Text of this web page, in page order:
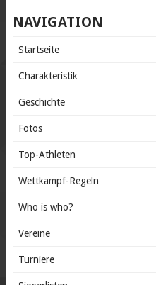
NAVIGATION
Startseite
Charakteristik
Geschichte
Fotos
Top-Athleten
Wettkampf-Regeln
Who is who?
Vereine
Turniere